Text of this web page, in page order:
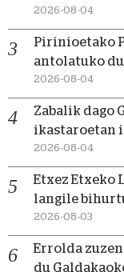
2026-08-04
Pirinioetako
antolatuko
2026-08-04
Zabalik dago
ikastaroetan
2026-08-04
Etxez Etxeko
langile
2026-08-03
Errolda
du